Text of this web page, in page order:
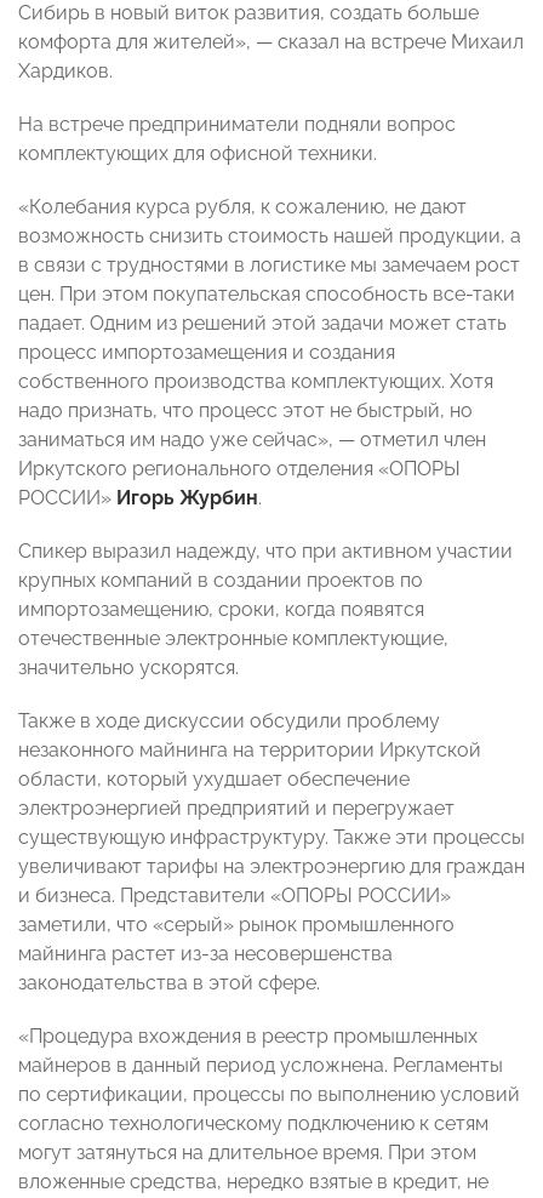
Сибирь в новый виток развития, создать больше
комфорта для жителей», — сказал на встрече Михаил
Хардиков.
На встрече предприниматели подняли вопрос
комплектующих для офисной техники.
«Колебания курса рубля, к сожалению, не дают
возможность снизить стоимость нашей продукции, а
в связи с трудностями в логистике мы замечаем рост
цен. При этом покупательская способность все-таки
падает. Одним из решений этой задачи может стать
процесс импортозамещения и создания
собственного производства комплектующих. Хотя
надо признать, что процесс этот не быстрый, но
заниматься им надо уже сейчас», — отметил член
Иркутского регионального отделения «ОПОРЫ
РОССИИ» Игорь Журбин.
Спикер выразил надежду, что при активном участии
крупных компаний в создании проектов по
импортозамещению, сроки, когда появятся
отечественные электронные комплектующие,
значительно ускорятся.
Также в ходе дискуссии обсудили проблему
незаконного майнинга на территории Иркутской
области, который ухудшает обеспечение
электроэнергией предприятий и перегружает
существующую инфраструктуру. Также эти процессы
увеличивают тарифы на электроэнергию для граждан
и бизнеса. Представители «ОПОРЫ РОССИИ»
заметили, что «серый» рынок промышленного
майнинга растет из-за несовершенства
законодательства в этой сфере.
«Процедура вхождения в реестр промышленных
майнеров в данный период усложнена. Регламенты
по сертификации, процессы по выполнению условий
согласно технологическому подключению к сетям
могут затянуться на длительное время. При этом
вложенные средства, нередко взятые в кредит, не